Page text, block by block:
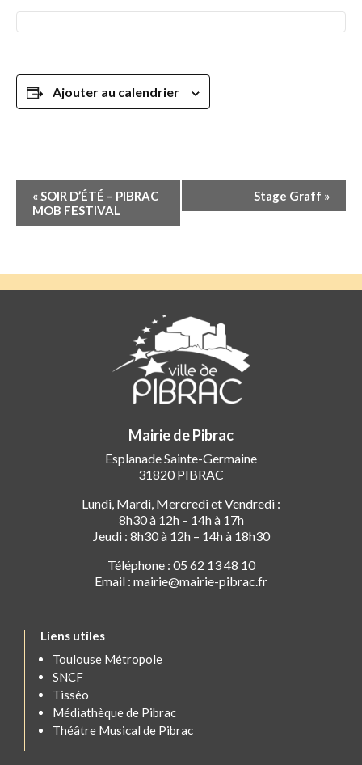
Ajouter au calendrier
Navigation
Évènement
«SOIR D’ÉTÉ – PIBRAC
MOB FESTIVAL
Stage Graff »
Mairie de Pibrac
Esplanade Sainte-Germaine
31820 PIBRAC
Lundi, Mardi, Mercredi et Vendredi :
8h30 à 12h – 14h à 17h
Jeudi : 8h30 à 12h – 14h à 18h30
Téléphone : 05 62 13 48 10
Email : mairie@mairie-pibrac.fr
Liens utiles
Toulouse Métropole
SNCF
Tisséo
Médiathèque de Pibrac
Théâtre Musical de Pibrac